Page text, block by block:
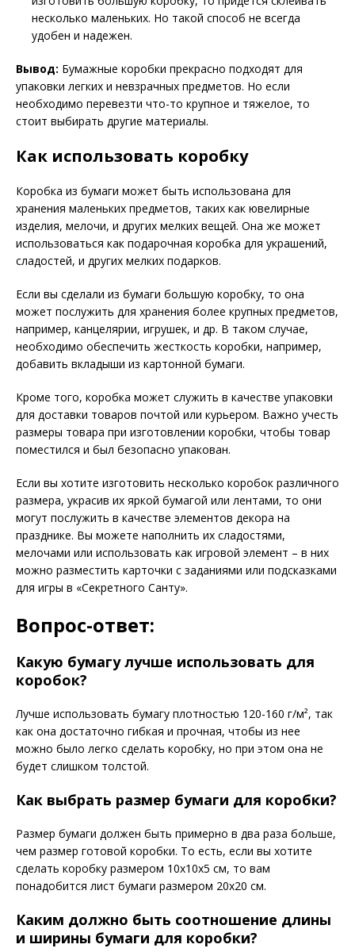
несколько маленьких. Но такой способ не всегда
удобен и надежен.
Вывод: Бумажные коробки прекрасно подходят для
упаковки легких и невзрачных предметов. Но если
необходимо перевезти что-то крупное и тяжелое, то
стоит выбирать другие материалы.
Как использовать коробку
Коробка из бумаги может быть использована для
хранения маленьких предметов, таких как ювелирные
изделия, мелочи, и других мелких вещей. Она же может
использоваться как подарочная коробка для украшений,
сладостей, и других мелких подарков.
Если вы сделали из бумаги большую коробку, то она
может послужить для хранения более крупных предметов,
например, канцелярии, игрушек, и др. В таком случае,
необходимо обеспечить жесткость коробки, например,
добавить вкладыши из картонной бумаги.
Кроме того, коробка может служить в качестве упаковки
для доставки товаров почтой или курьером. Важно учесть
размеры товара при изготовлении коробки, чтобы товар
поместился и был безопасно упакован.
Если вы хотите изготовить несколько коробок различного
размера, украсив их яркой бумагой или лентами, то они
могут послужить в качестве элементов декора на
празднике. Вы можете наполнить их сладостями,
мелочами или использовать как игровой элемент – в них
можно разместить карточки с заданиями или подсказками
для игры в «Секретного Санту».
Вопрос-ответ:
Какую бумагу лучше использовать для
коробок?
Лучше использовать бумагу плотностью 120-160 г/м², так
как она достаточно гибкая и прочная, чтобы из нее
можно было легко сделать коробку, но при этом она не
будет слишком толстой.
Как выбрать размер бумаги для коробки?
Размер бумаги должен быть примерно в два раза больше,
чем размер готовой коробки. То есть, если вы хотите
сделать коробку размером 10х10х5 см, то вам
понадобится лист бумаги размером 20х20 см.
Каким должно быть соотношение длины
и ширины бумаги для коробки?